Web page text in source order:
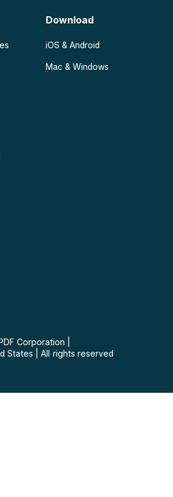
Download
iOS & Android
Mac & Windows
Corporation
States
All rights reserved